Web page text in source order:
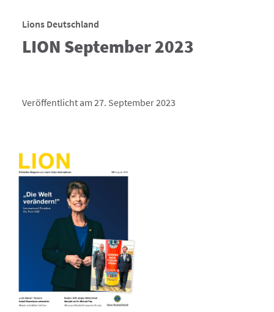
Lions Deutschland
LION September 2023
Veröffentlicht am 27. September 2023